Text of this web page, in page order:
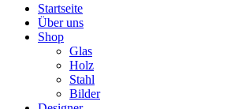
Startseite
Über uns
Shop
Glas
Holz
Stahl
Bilder